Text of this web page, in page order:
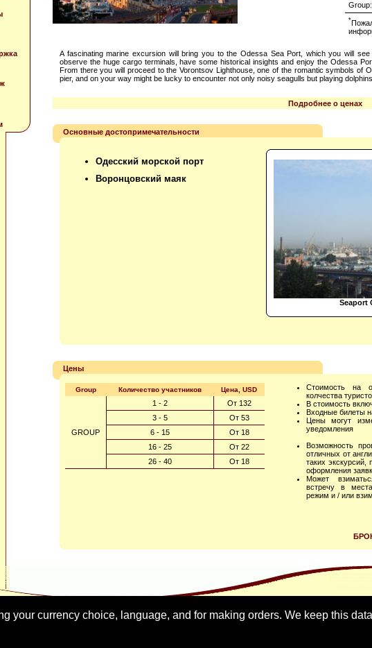
your currency choice, language, and for making orders. We keep this
Group:
*
A fascinating marine excursion will bring you to the Odessa Sea Port, which you will
observe the huge cargo terminals, have some historical insights and enjoy the Odessa
From there you will proceed to the Vorontsov Lighthouse, one of the romantic symbols of
pier, and on your way might be lucky to encounter not only noisy seagulls but playing dolphins
Подробнее о ценах
Основные достопримечательности
Одесский морской порт
Воронцовский маяк
Seaport
Цены
Group Количество участников Цена, USD
GROUP
1 - 2
От 132
3 - 5
От 53
6 - 15
От 18
16 - 25
От 22
26 - 40
От 18
Стоимость на
колчества
В стоимость
Входные билеты
Цены могут
уведомления
Возможность
отличных от
таких экскурсий,
оформления
Может
встречу в
режим и / или